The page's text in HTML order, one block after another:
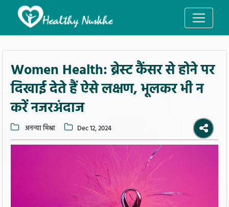
Women Health: ब्रेस्ट कैंसर से होने पर
दिखाई देते हैं ऐसे लक्षण, भूलकर भी न
करें नजरअंदाज
अनन्या मिश्रा Dec 12, 2024